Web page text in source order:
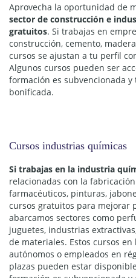
Aprovecha la oportunidad de
sector de construcción e
gratuitos. Si trabajas en
construcción, cemento,
cursos se ajustan a tu perfil
Algunos cursos pueden ser
formación es subvencionada
bonificada.
Cursos industrias químicas
Si trabajas en la industria
relacionadas con la
farmacéuticos, pinturas,
cursos gratuitos para mejorar
abarcamos sectores como
juguetes, industrias
de materiales. Estos cursos
autónomos o empleados en
plazas pueden estar